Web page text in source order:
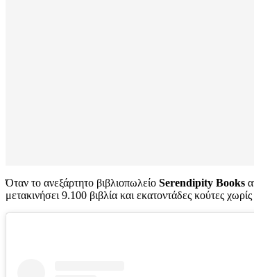
Όταν το ανεξάρτητο βιβλιοπωλείο Serendipity Books
μετακινήσει 9.100 βιβλία και εκατοντάδες κούτες